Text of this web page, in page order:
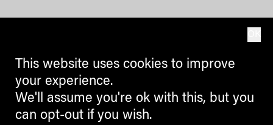
This website uses cookies to improve
your experience.
We'll assume you're ok with this, but you
can opt-out if you wish.